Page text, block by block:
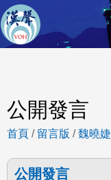
公開發言
首頁 / 留言版 /魏曉婕
公開發言